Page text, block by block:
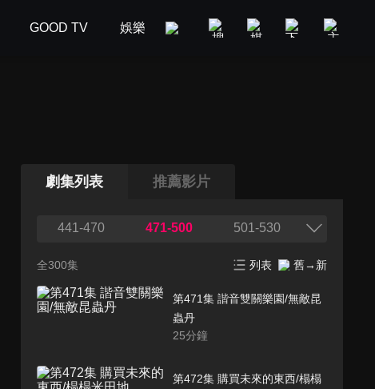
GOOD TV 娛樂 美食旅遊 新聞政論
劇集列表 推薦影片
441-470 471-500 501-530
全300集 列表 舊→新
第471集 諧音雙關樂園/無敵昆
蟲丹
25分鐘
第472集 購買未來的東西/榻榻